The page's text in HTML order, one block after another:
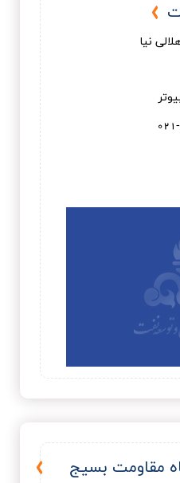
نیا
مقاومت بسیج